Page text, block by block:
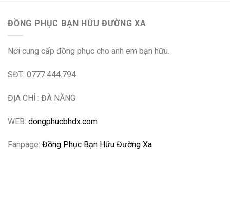
ĐỒNG PHỤC BẠN HỮU ĐƯỜNG XA
Nơi cung cấp đồng phục cho anh em bạn hữu.
SĐT: 0777.444.794
ĐỊA CHỈ : ĐÀ NẴNG
WEB: dongphucbhdx.com
Fanpage: Đồng Phục Bạn Hữu Đường Xa